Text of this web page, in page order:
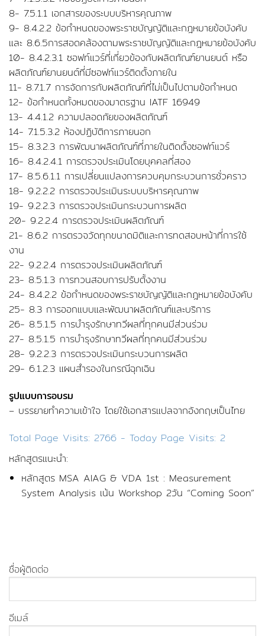
8- 7.5.1.1 เอกสารของระบบบริหารคุณภาพ
9- 8.4.2.2 ข้อกำหนดของพระราชบัญญัติและกฎหมายข้อบังคับ
และ 8.6.5การสอดคล้องตามพระราชบัญญัติและกฎหมายข้อบังคับ
10- 8.4.2.3.1 ซอฟท์แวร์ที่เกี่ยวข้องกับผลิตภัณฑ์ยานยนต์ หรือ
ผลิตภัณฑ์ยานยนต์ที่มีซอฟท์แวร์ติดตั้งภายใน
11- 8.7.1.7 การจัดการกับผลิตภัณฑ์ที่ไม่เป็นไปตามข้อกำหนด
12- ข้อกำหนดทั้งหมดของมาตรฐาน IATF 16949
13- 4.4.1.2 ความปลอดภัยของผลิตภัณฑ์
14- 7.1.5.3.2 ห้องปฏิบัติการภายนอก
15- 8.3.2.3 การพัฒนาผลิตภัณฑ์ที่ภายในติดตั้งซอฟท์แวร์
16- 8.4.2.4.1 การตรวจประเมินโดยบุคคลที่สอง
17- 8.5.6.1.1 การเปลี่ยนแปลงการควบคุมกระบวนการชั่วคราว
18- 9.2.2.2 การตรวจประเมินระบบบริหารคุณภาพ
19- 9.2.2.3 การตรวจประเมินกระบวนการผลิต
20- 9.2.2.4 การตรวจประเมินผลิตภัณฑ์
21- 8.6.2 การตรวจวัดทุกขนาดมิติและการทดสอบหน้าที่การใช้
งาน
22- 9.2.2.4 การตรวจประเมินผลิตภัณฑ์
23- 8.5.1.3 การทวนสอบการปรับตั้งงาน
24- 8.4.2.2 ข้อกำหนดของพระราชบัญญัติและกฎหมายข้อบังคับ
25- 8.3 การออกแบบและพัฒนาผลิตภัณฑ์และบริการ
26- 8.5.1.5 การบำรุงรักษาทวีผลที่ทุกคนมีส่วนร่วม
27- 8.5.1.5 การบำรุงรักษาทวีผลที่ทุกคนมีส่วนร่วม
28- 9.2.2.3 การตรวจประเมินกระบวนการผลิต
29- 6.1.2.3 แผนสำรองในกรณีฉุกเฉิน
รูปแบบการอบรม
– บรรยายทำความเข้าใจ โดยใช้เอกสารแปลจากอังกฤษเป็นไทย
Total Page Visits: 2766 - Today Page Visits: 2
หลักสูตรแนะนำ:
หลักสูตร MSA AIAG & VDA 1st : Measurement
System Analysis เน้น Workshop 2วัน “Coming Soon”
ชื่อผู้ติดต่อ
อีเมล์